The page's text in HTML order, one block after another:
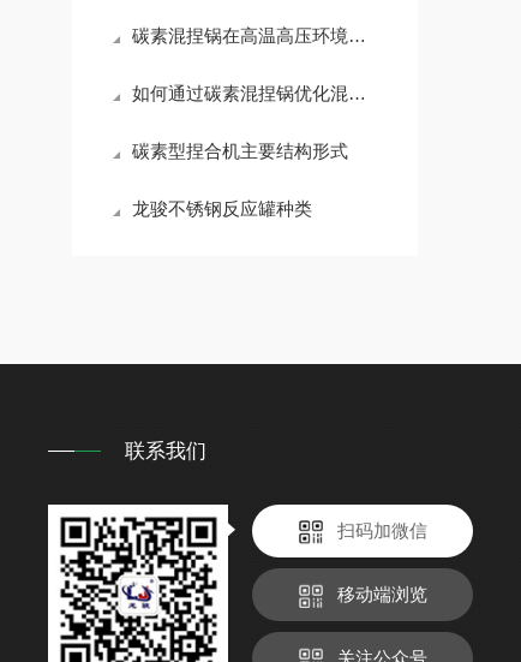
碳素混捏锅在高温高压环境中的表现
如何通过碳素混捏锅优化混合工艺？
碳素型捏合机主要结构形式
龙骏不锈钢反应罐种类
联系我们
扫码加微信
移动端浏览
关注公众号